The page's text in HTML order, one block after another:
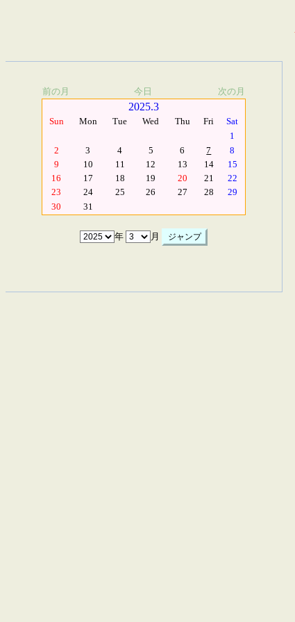
前の月 今日 次の月
2025.3
Sun Mon Tue Wed Thu Fri
Sat
1
2
3 4 5 6 7
8
9
10 11 12 13 14
15
16
17 18 19 20 21
22
23
24 25 26 27 28
29
30
31
年 月